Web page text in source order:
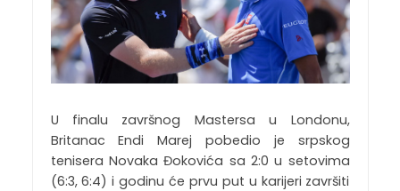
U finalu završnog Mastersa u Londonu,
Britanac Endi Marej pobedio je srpskog
tenisera Novaka Đokovića sa 2:0 u setovima
(6:3, 6:4) i godinu će prvu put u karijeri završiti